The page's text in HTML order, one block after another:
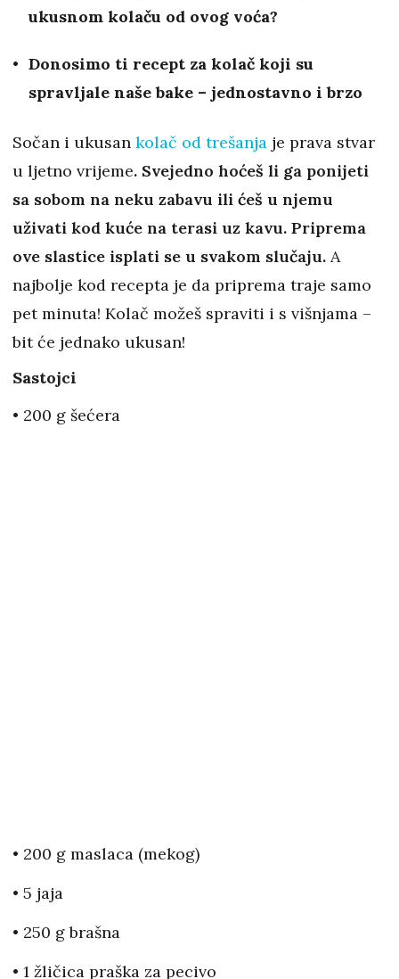
ukusnom kolaču od ovog voća?
Donosimo ti recept za kolač koji su
spravljale naše bake – jednostavno i brzo
Sočan i ukusan kolač od trešanja je prava stvar
u ljetno vrijeme. Svejedno hoćeš li ga ponijeti
sa sobom na neku zabavu ili ćeš u njemu
uživati kod kuće na terasi uz kavu. Priprema
ove slastice isplati se u svakom slučaju. A
najbolje kod recepta je da priprema traje samo
pet minuta! Kolač možeš spraviti i s višnjama –
bit će jednako ukusan!
Sastojci
• 200 g šećera
• 200 g maslaca (mekog)
• 5 jaja
• 250 g brašna
• 1 žličica praška za pecivo